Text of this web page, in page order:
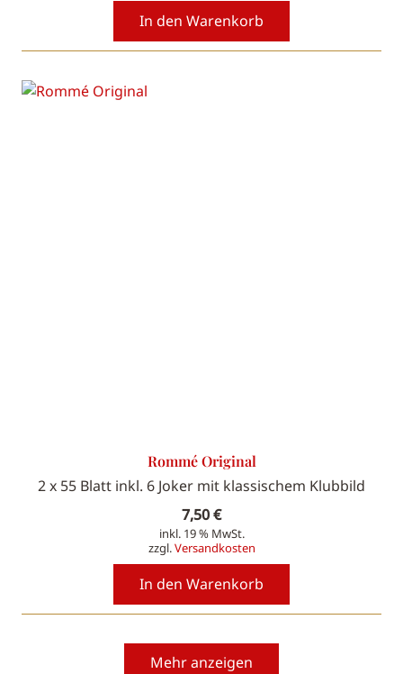
In den Warenkorb
Rommé Original
2 x 55 Blatt inkl. 6 Joker mit klassischem Klubbild
7,50€
inkl. 19 % MwSt.
zzgl.Versandkosten
In den Warenkorb
Mehr anzeigen